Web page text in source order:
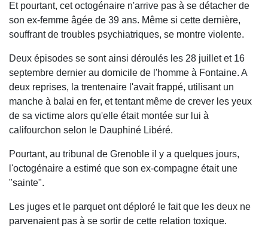
Et pourtant, cet octogénaire n'arrive pas à se détacher de
son ex-femme âgée de 39 ans. Même si cette dernière,
souffrant de troubles psychiatriques, se montre violente.
Deux épisodes se sont ainsi déroulés les 28 juillet et 16
septembre dernier au domicile de l'homme à Fontaine. A
deux reprises, la trentenaire l'avait frappé, utilisant un
manche à balai en fer, et tentant même de crever les yeux
de sa victime alors qu'elle était montée sur lui à
califourchon selon le Dauphiné Libéré.
Pourtant, au tribunal de Grenoble il y a quelques jours,
l'octogénaire a estimé que son ex-compagne était une
"sainte".
Les juges et le parquet ont déploré le fait que les deux ne
parvenaient pas à se sortir de cette relation toxique.